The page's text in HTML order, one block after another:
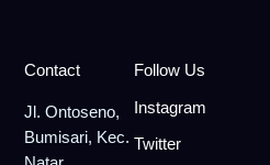
Contact
Jl. Ontoseno,
Bumisari, Kec.
Follow Us
Instagram
Twitter